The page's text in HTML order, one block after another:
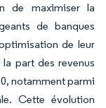
de maximiser la
de banques
de leur
part des revenus
notamment parmi
Cette évolution